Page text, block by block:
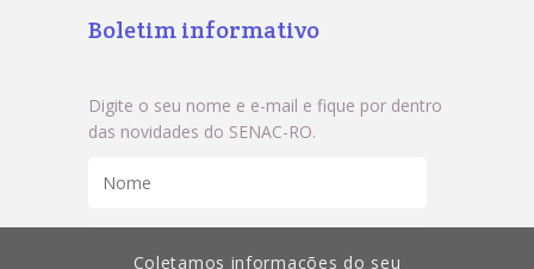
Boletim informativo
Digite o seu nome e e-mail e fique por dentro
das novidades do SENAC-RO.
Coletamos informações do seu